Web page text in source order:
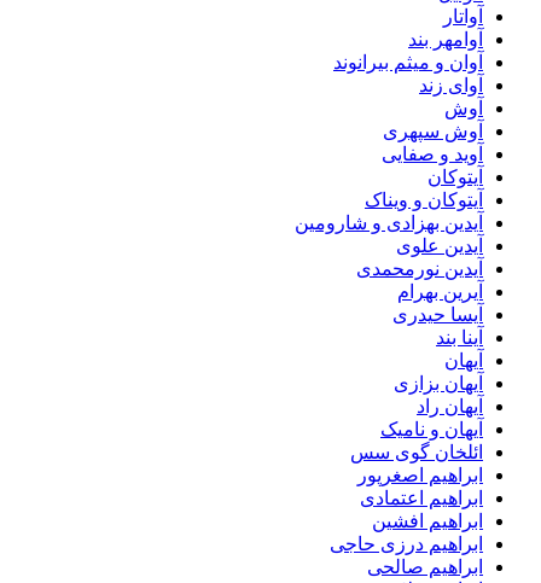
آواتار
آوامهر بند
آوان و میثم بیرانوند
آوای زند
آوش
آوش سپهری
آوید و صفایی
آیتوکان
آیتوکان و ویناک
آیدین بهزادی و شارومین
آیدین علوی
آیدین نورمحمدی
آیرین بهرام
آیسا حیدری
آینا بند
آیهان
آیهان بزازی
آیهان راد
آیهان و نامیک
ائلخان گوی سس
ابراهیم اصغرپور
ابراهیم اعتمادی
ابراهیم افشین
ابراهیم درزی حاجی
ابراهیم صالحی